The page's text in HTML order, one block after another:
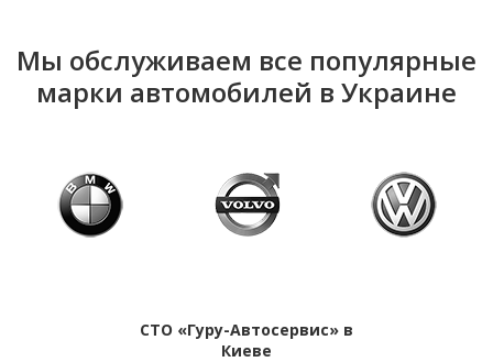
Мы обслуживаем все популярные
марки автомобилей в Украине
СТО «Гуру-Автосервис» в
Киеве